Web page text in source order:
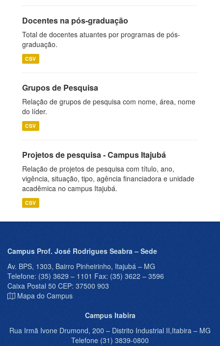
Docentes na pós-graduação
Total de docentes atuantes por programas de pós-
graduação.
CSV
Grupos de Pesquisa
Relação de grupos de pesquisa com nome, área, nome
do líder.
CSV
Projetos de pesquisa - Campus Itajubá
Relação de projetos de pesquisa com título, ano,
vigência, situação, tipo, agência financiadora e unidade
acadêmica no campus Itajubá.
CSV
Campus Prof. José Rodrigues Seabra – Sede
Av. BPS, 1303, Bairro Pinheirinho, Itajubá – MG
Telefone: (35) 3629 – 1101 Fax: (35) 3622 – 3596
Caixa Postal 50 CEP: 37500 903
Mapa do Campus
Campus Itabira
Rua Irmã Ivone Drumond, 200 – Distrito Industrial II,Itabira – MG
Telefone (31) 3839-0800